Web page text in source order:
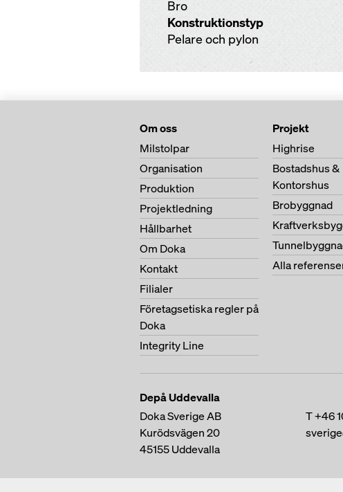
Bro
Konstruktionstyp
Pelare och pylon
Om oss
Milstolpar
Organisation
Produktion
Projektledning
Hållbarhet
Om Doka
Kontakt
Filialer
Företagsetiska regler på
Doka
Integrity Line
Projekt
Highrise
Bostadshus &
Kontorshus
Brobyggnad
Alla
Depå Uddevalla
Doka Sverige AB
Kurödsvägen 20
45155Uddevalla
T+46